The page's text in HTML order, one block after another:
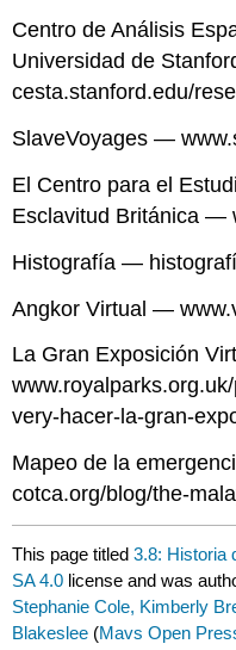
Centro de Análisis
Universidad de
cesta.stanford.edu/
SlaveVoyages —
El Centro para el
Esclavitud Británica —
Histografía —
Angkor Virtual —
La Gran Exposición
very-hacer-la-gran-
Mapeo de la
cotca.org/blog/the-
This page titled3.8: Historia
SA 4.0 license and was
Stephanie Cole, Kimberly
Blakeslee (Mavs Open